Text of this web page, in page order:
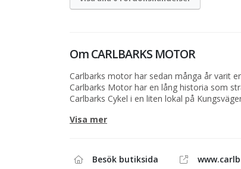
OmCARLBARKS MOTOR
Carlbarks motor har sedan många år varit
Carlbarks Motor har en lång historia som
Carlbarks Cykel i en liten lokal på
sålt allt från cyklar, motorcyklar,
Carl-Erik Carlbark, som tog över det år
Visa mer
Besök butiksida